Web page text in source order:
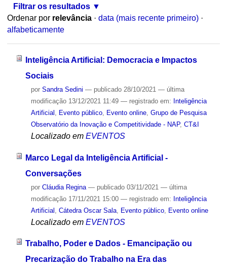
Filtrar os resultados
Ordenar por relevância · data (mais recente primeiro) ·
alfabeticamente
Inteligência Artificial: Democracia e Impactos
Sociais
por Sandra Sedini — publicado28/10/2021 — última
modificação13/12/2021 11:49 — registrado em: Inteligência
Artificial
Evento público, Evento online, Grupo de Pesquisa
Observatório da Inovação e Competitividade - NAP, CT&I
Localizado em EVENTOS
Marco Legal da Inteligência Artificial -
Conversações
por Cláudia Regina — publicado03/11/2021 — última
modificação17/11/2021 15:00 — registrado em: Inteligência
Artificial Cátedra Oscar Sala, Evento público, Evento online
Localizado em EVENTOS
Trabalho, Poder e Dados - Emancipação ou
Precarização do Trabalho na Era das